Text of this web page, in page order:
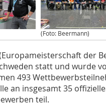
(Foto: Beermann)
der
statt und wurde
493
an insgesamt 35
teil.